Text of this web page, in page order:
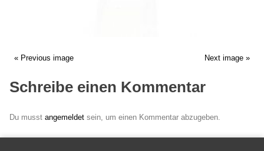
Next image »
« Previous image
Schreibe einen Kommentar
Du musst angemeldet sein, um einen Kommentar abzugeben.